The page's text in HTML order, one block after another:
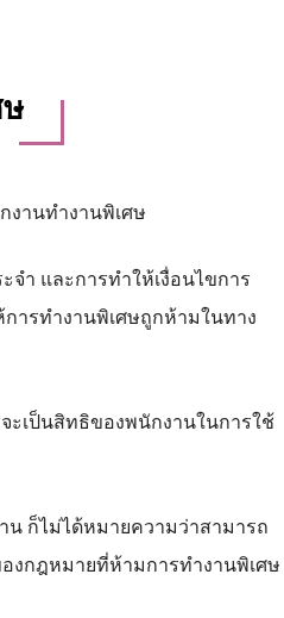
านทำงานพิเศษ
ำ และการทำให้เงื่อนไขการ
ารทำงานพิเศษถูกห้ามในทาง
ะเป็นสิทธิของพนักงานในการใช้
ก็ไม่ได้หมายความว่าสามารถ
งกฎหมายที่ห้ามการทำงานพิเศษ